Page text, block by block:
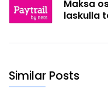
Maksa
laskulla
Similar Posts